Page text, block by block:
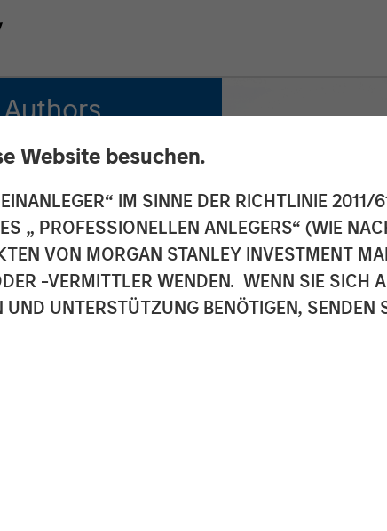
Website besuchen.
IM SINNE DER RICHTLINIE 2011/
„ PROFESSIONELLEN ANLEGERS“ (WIE
VON MORGAN STANLEY INVESTMENT
-VERMITTLER WENDEN. WENN SIE SICH
UNTERSTÜTZUNG BENÖTIGEN, SENDEN
Heugh, CFA
Vellante
Director